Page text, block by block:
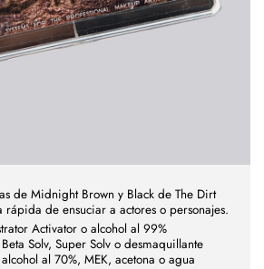
de Midnight Brown y Black de The Dirt
rápida de ensuciar a actores o personajes.
Activator o alcohol al 99%
Solv, Super Solv o desmaquillante
al 70%, MEK, acetona o agua